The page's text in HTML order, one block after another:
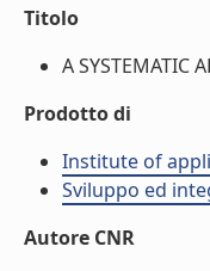
Titolo
A SYSTEMATIC
Prodotto di
Institute of
Sviluppo ed
Autore CNR